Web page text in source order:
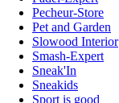
Pecheur-Store
Pet and Garden
Slowood Interior
Smash-Expert
Sneak'In
Sneakids
Sport is good